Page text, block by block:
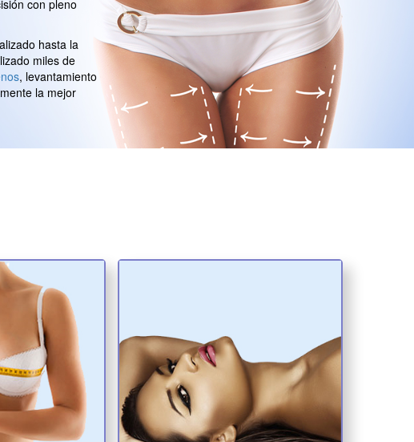
con pleno
hasta la
miles de
, levantamiento
la mejor